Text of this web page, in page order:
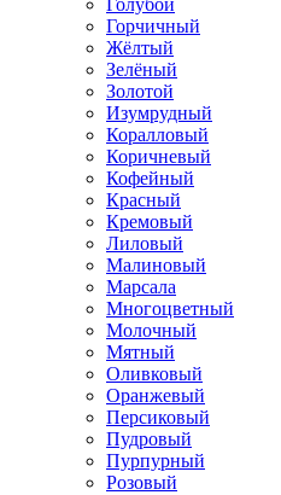
Горчичный
Жёлтый
Зелёный
Золотой
Изумрудный
Коралловый
Коричневый
Кофейный
Красный
Кремовый
Лиловый
Малиновый
Марсала
Многоцветный
Молочный
Мятный
Оливковый
Оранжевый
Персиковый
Пудровый
Пурпурный
Розовый